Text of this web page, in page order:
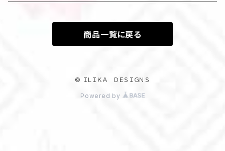
商品一覧に戻る
© ＩＬＩＫＡ ＤＥＳＩＧＮＳ
Powered by